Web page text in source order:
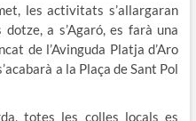
les activitats s’allargaran
a s’Agaró, es farà una
de l’Avinguda Platja d’Aro
a la Plaça de Sant Pol
totes les colles locals es